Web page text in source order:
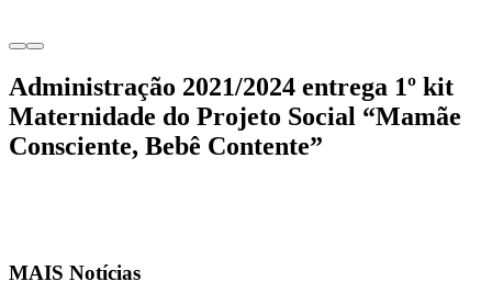
Administração 2021/2024 entrega 1º kit
Maternidade do Projeto Social “Mamãe
Consciente, Bebê Contente”
MAIS Notícias